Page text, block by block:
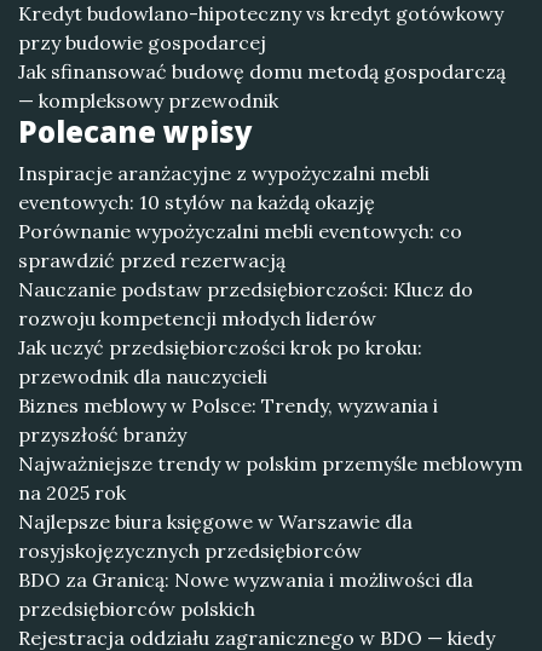
Kredyt budowlano-hipoteczny vs kredyt gotówkowy
przy budowie gospodarcej
Jak sfinansować budowę domu metodą gospodarczą
— kompleksowy przewodnik
Polecane wpisy
Inspiracje aranżacyjne z wypożyczalni mebli
eventowych: 10 stylów na każdą okazję
Porównanie wypożyczalni mebli eventowych: co
sprawdzić przed rezerwacją
Nauczanie podstaw przedsiębiorczości: Klucz do
rozwoju kompetencji młodych liderów
Jak uczyć przedsiębiorczości krok po kroku:
przewodnik dla nauczycieli
Biznes meblowy w Polsce: Trendy, wyzwania i
przyszłość branży
Najważniejsze trendy w polskim przemyśle meblowym
na 2025 rok
Najlepsze biura księgowe w Warszawie dla
rosyjskojęzycznych przedsiębiorców
BDO za Granicą: Nowe wyzwania i możliwości dla
przedsiębiorców polskich
Rejestracja oddziału zagranicznego w BDO — kiedy